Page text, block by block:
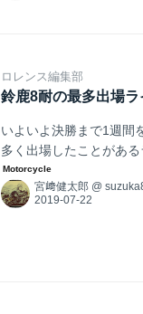
ロレンス編集部
鈴鹿8耐の最多出場
いよいよ決勝まで1週間
多く出場したことがあ
宮﨑健太郎 @